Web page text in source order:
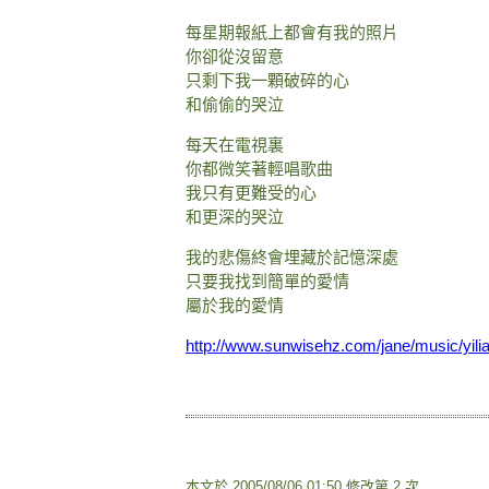
每星期報紙上都會有我的照片
你卻從沒留意
只剩下我一顆破碎的心
和偷偷的哭泣
每天在電視裏
你都微笑著輕唱歌曲
我只有更難受的心
和更深的哭泣
我的悲傷終會埋藏於記憶深處
只要我找到簡單的愛情
屬於我的愛情
http://www.sunwisehz.com/jane/music/
本文於 2005/08/06 01:50 修改第 2 次